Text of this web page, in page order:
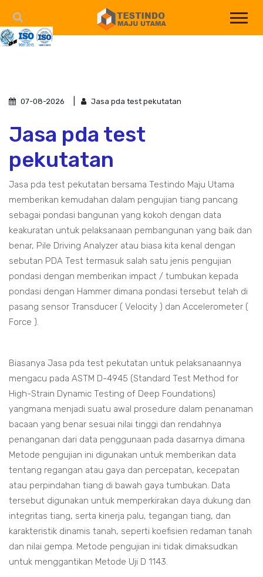
07-08-2026 Jasa pda test pekutatan
Jasa pda test
pekutatan
Jasa pda test pekutatan bersama Testindo Maju Utama
memberikan kemudahan dalam pengujian tiang pancang
sebagai pondasi bangunan yang kokoh dengan data
keakuratan untuk pelaksanaan pembangunan yang baik dan
benar, Pile Driving Analyzer atau biasa kita kenal dengan
sebutan PDA Test termasuk salah satu jenis pengujian
pondasi dengan memberikan impact / tumbukan kepada
pondasi dengan Hammer dimana pondasi tersebut telah di
pasang sensor Transducer ( Velocity ) dan Accelerometer (
Force ).
Biasanya Jasa pda test pekutatan untuk pelaksanaannya
mengacu pada ASTM D-4945 (Standard Test Method for
High-Strain Dynamic Testing of Deep Foundations)
yangmana menjadi suatu awal prosedure dalam penanaman
bacaan yang benar sesuai nilai tinggi dan rendahnya
penanganan dari data penggunaan pada dasarnya dimana
Metode pengujian ini digunakan untuk memberikan data
tentang regangan atau gaya dan percepatan, kecepatan
atau perpindahan tiang di bawah gaya tumbukan. Data
tersebut digunakan untuk memperkirakan daya dukung dan
integritas tiang, serta kinerja palu, tegangan tiang, dan
karakteristik dinamis tanah, seperti koefisien redaman tanah
dan nilai gempa. Metode pengujian ini tidak dimaksudkan
untuk menggantikan Metode Uji D 1143.